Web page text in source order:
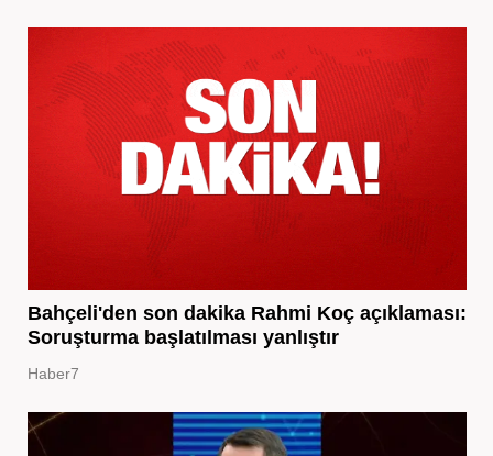
Bahçeli'den son dakika Rahmi Koç açıklaması:
Soruşturma başlatılması yanlıştır
Haber7